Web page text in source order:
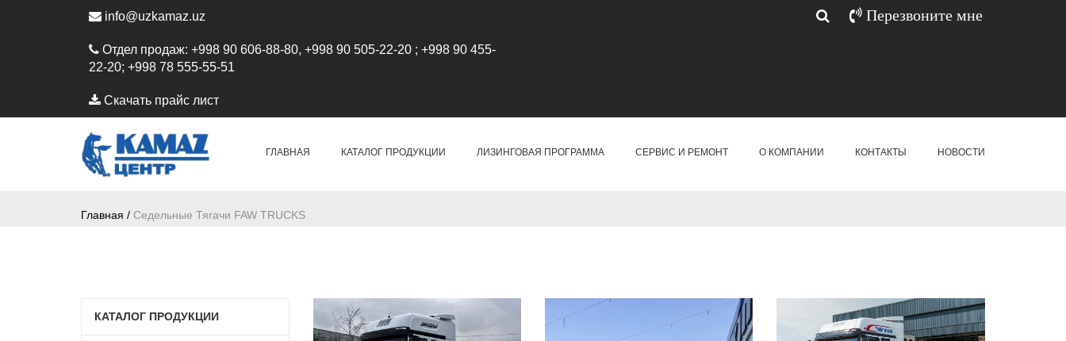
info@uzkamaz.uz
Отдел продаж: +998 90 606-88-80, +998 90 505-22-20 ; +998 90 455-
22-20; +998 78 555-55-51
Скачать прайс лист
Перезвоните мне
ГЛАВНАЯ КАТАЛОГ ПРОДУКЦИИ ЛИЗИНГОВАЯ ПРОГРАММА СЕРВИС И РЕМОНТ О КОМПАНИИ КОНТАКТЫ НОВОСТИ
Главная / Седельные Тягачи FAW TRUCKS
КАТАЛОГ ПРОДУКЦИИ